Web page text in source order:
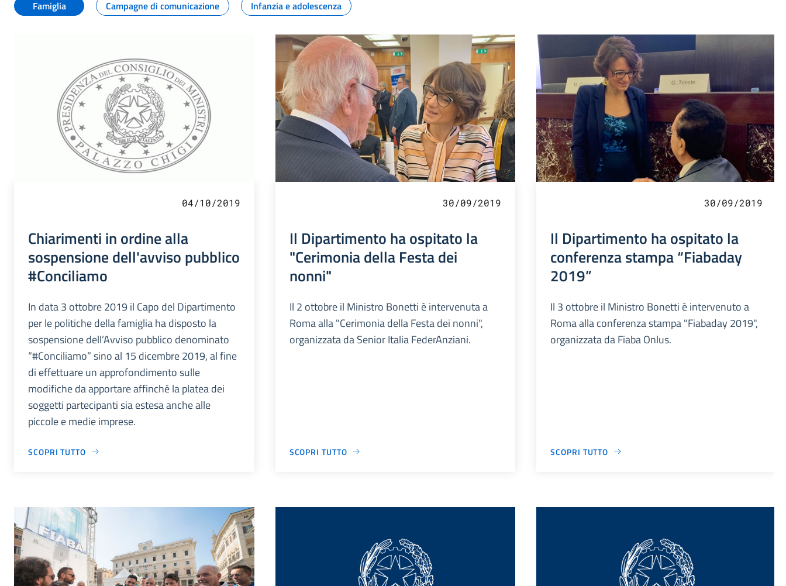
Famiglia
Campagne di comunicazione Infanzia e adolescenza
04/10/2019
Chiarimenti in ordine alla
sospensione dell'avviso pubblico
#Conciliamo
In data 3 ottobre 2019 il Capo del Dipartimento
per le politiche della famiglia ha disposto la
sospensione dell’Avviso pubblico denominato
“#Conciliamo” sino al 15 dicembre 2019, al fine
di effettuare un approfondimento sulle
modifiche da apportare affinché la platea dei
soggetti partecipanti sia estesa anche alle
piccole e medie imprese.
SCOPRI TUTTO
30/09/2019
Il Dipartimento ha ospitato la
"Cerimonia della Festa dei
nonni"
Il 2 ottobre il Ministro Bonetti è intervenuta a
Roma alla "Cerimonia della Festa dei nonni",
organizzata da Senior Italia FederAnziani.
SCOPRI TUTTO
30/09/2019
Il Dipartimento ha ospitato la
conferenza stampa “Fiabaday
2019”
Il 3 ottobre il Ministro Bonetti è intervenuto a
Roma alla conferenza stampa "Fiabaday 2019",
organizzata da Fiaba Onlus.
SCOPRI TUTTO